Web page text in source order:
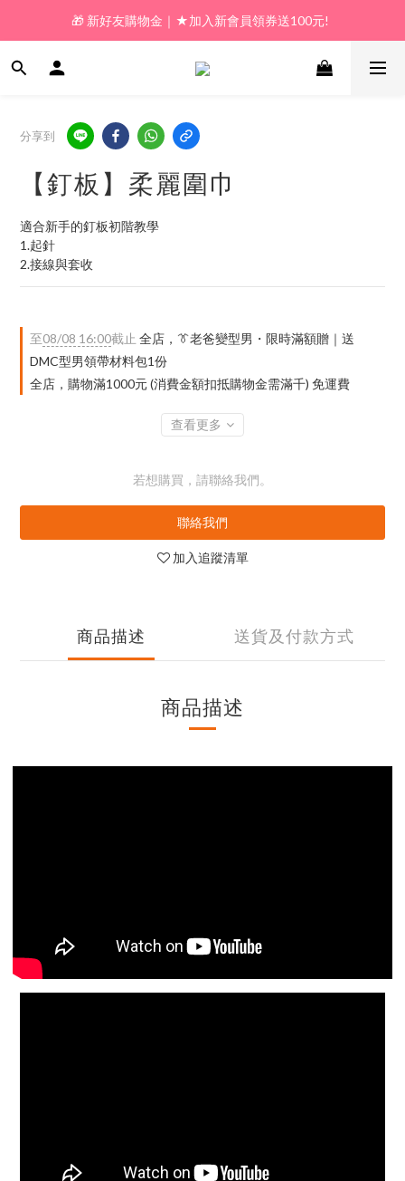
🎁 新好友購物金｜★加入新會員領券送100元!
🎁 新好友購物金｜★加入新會員領券送100元!
🎁 𝗟𝗶𝗻𝗲好友限定｜★新加好友送100元折價券!
分享到
【釘板】柔麗圍巾
適合新手的釘板初階教學
1.起針
2.接線與套收
至08/08 16:00截止 全店，👔老爸變型男・限時滿額贈｜送
DMC型男領帶材料包1份
全店，購物滿1000元 (消費金額扣抵購物金需滿千) 免運費
查看更多
若想購買，請聯絡我們。
聯絡我們
加入追蹤清單
商品描述 送貨及付款方式
商品描述